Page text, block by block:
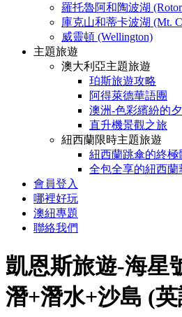
羅托魯阿和陶波湖
庫克山和蒂卡波湖 (Mt.
威靈頓 (Wellington)
主題旅遊
澳大利亞主題旅遊
珀斯旅遊攻略
阿得萊德華語團
澳洲-色彩繽紛的
直升機景觀之旅
紐西蘭限時主題旅遊
紐西蘭跳傘的終極
全包全享的紐西蘭
會員登入
哪裡好玩
澳紐專題
聯絡我們
凱恩斯旅遊-海星
潛+潛水+沙島 (